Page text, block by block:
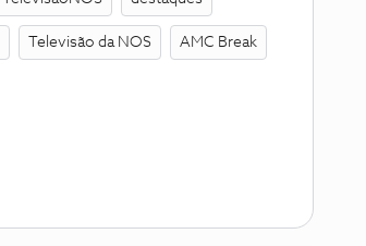
Televisão da NOS AMC Break